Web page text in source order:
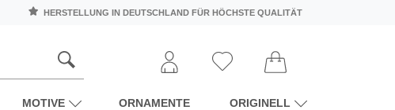
HERSTELLUNG IN DEUTSCHLAND FÜR HÖCHSTE QUALITÄT
MOTIVE ORNAMENTE ORIGINELL